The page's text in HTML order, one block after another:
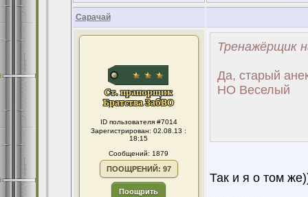
Сарачай
ID пользователя #7014
Зарегистрирован: 02.08.13 :
18:15
Сообщений: 1879
ПООЩРЕНИЙ: 97
Поощрить
Тренажёрщик
Да, старый
НО Веселый
Так и я о том